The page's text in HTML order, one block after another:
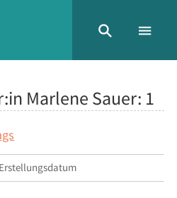
Marlene Sauer: 1
Erstellungsdatum